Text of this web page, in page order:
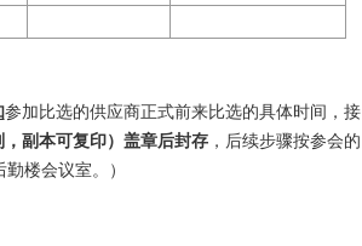
参加比选的供应商正式前来比选的具体时间，接
副本可复印）盖章后封存，后续步骤按参会的
楼会议室。）